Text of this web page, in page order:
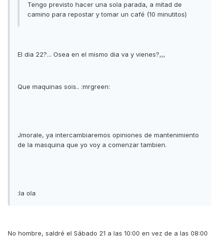
Tengo previsto hacer una sola parada, a mitad de
camino para repostar y tomar un café (10 minutitos)
El dia 22?... Osea en el mismo dia va y vienes?,,,
Que maquinas sois.. :mrgreen:
Jmorale, ya intercambiaremos opiniones de mantenimiento
de la masquina que yo voy a comenzar tambien.
:la ola
No hombre, saldré el Sábado 21 a las 10:00 en vez de a las 08:00